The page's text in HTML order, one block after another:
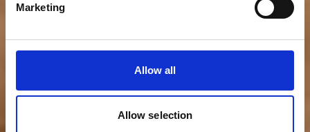
Marketing
Allow all
Allow selection